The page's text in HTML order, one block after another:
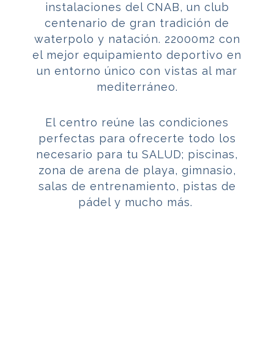
instalaciones del CNAB, un club
centenario de gran tradición de
waterpolo y natación. 22000m2 con
el mejor equipamiento deportivo en
un entorno único con vistas al mar
mediterráneo.
El centro reúne las condiciones
perfectas para ofrecerte todo los
necesario para tu SALUD; piscinas,
zona de arena de playa, gimnasio,
salas de entrenamiento, pistas de
pádel y mucho más.